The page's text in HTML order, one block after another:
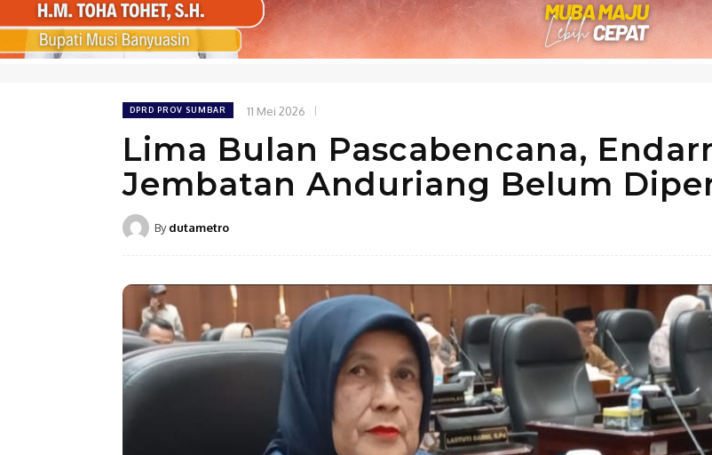
DPRD PROV SUMBAR 11 Mei 2026
Lima Bulan Pascabencana,
Jembatan Anduriang Belum
By dutametro